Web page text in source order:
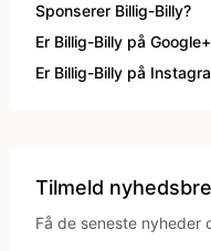
Nonne, præste, munke
Sponserer Billig-Billy?
Er Billig-Billy på
Er Billig-Billy på
Tilmeld
Få de seneste